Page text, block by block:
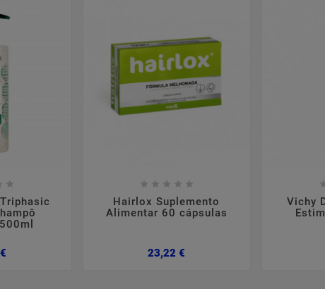

Preço
    
Hairlox Suplemento
Alimentar 60 cápsulas
23,22 €
Vichy